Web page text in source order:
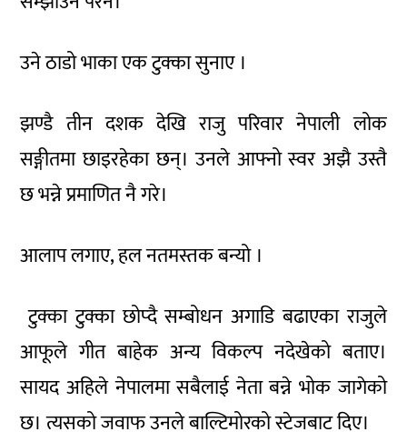
उने ठाडो भाका एक टुक्का सुनाए ।
झण्डै तीन दशक देखि राजु परिवार नेपाली लोक
सङ्गीतमा छाइरहेका छन्। उनले आफ्नो स्वर अझै उस्तै
छ भन्ने प्रमाणित नै गरे।
आलाप लगाए, हल नतमस्तक बन्यो ।
टुक्का टुक्का छोप्दै सम्बोधन अगाडि बढाएका राजुले
आफूले गीत बाहेक अन्य विकल्प नदेखेको बताए।
सायद अहिले नेपालमा सबैलाई नेता बन्ने भोक जागेको
छ। त्यसको जवाफ उनले बाल्टिमोरको स्टेजबाट दिए।